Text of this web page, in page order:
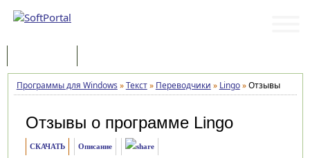
Программы для Windows »Текст» Переводчики » Lingo»Отзывы
Отзывы о программе Lingo
СКАЧАТЬ Описание